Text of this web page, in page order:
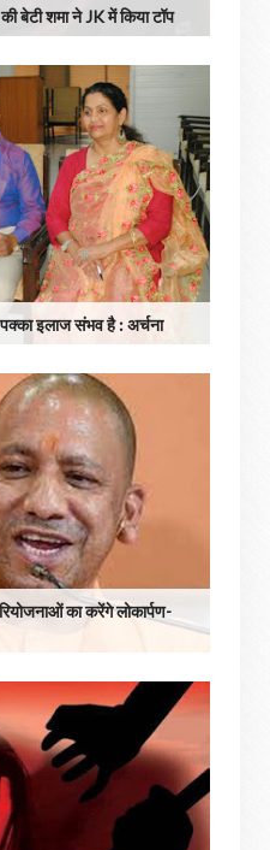
बेटी शमा ने JK में किया टॉप
पक्का इलाज संभव है : अर्चना
का करेंगे लोकार्पण-